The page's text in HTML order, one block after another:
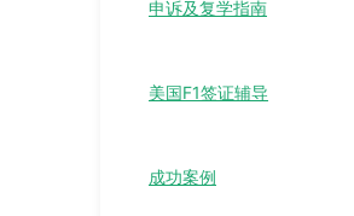
申诉及复学指南
美国F1签证辅导
成功案例